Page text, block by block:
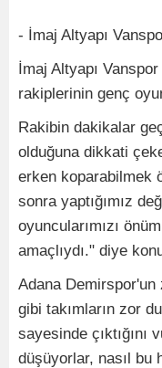
- İmaj Altyapı
İmaj Altyapı
rakiplerinin genç
Rakibin dakikalar
olduğuna dikkati
erken koparabilmek
sonra yaptığımız
oyuncularımızı
amaçlıydı." diye
Adana
gibi takımların zor
sayesinde çıktığını
düşüyorlar, nasıl bu